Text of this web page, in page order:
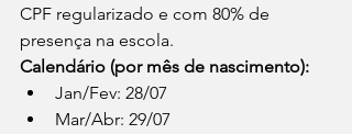
CPF regularizado e com 80% de
presença na escola.
Calendário (por mês de nascimento):
Jan/Fev: 28/07
Mar/Abr: 29/07